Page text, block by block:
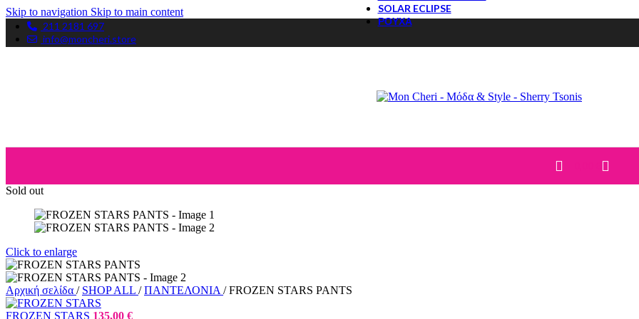
Skip to navigation Skip to main content
211 2181 697
info@moncheri.store
SOLAR ECLIPSE
ΡΟΥΧΑ
ΜΠΛΟΥΖΕΣ
ΠΟΥΛΟΒΕΡ
JEANS
Sold out
Click to enlarge
Αρχική σελίδα / SHOP ALL / ΠΑΝΤΕΛΟΝΙΑ / FROZEN STARS PANTS
FROZEN STARS 135,00 €